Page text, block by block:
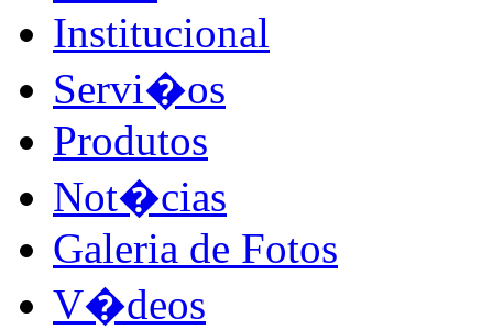
Institucional
Servi�os
Produtos
Not�cias
Galeria de Fotos
V�deos